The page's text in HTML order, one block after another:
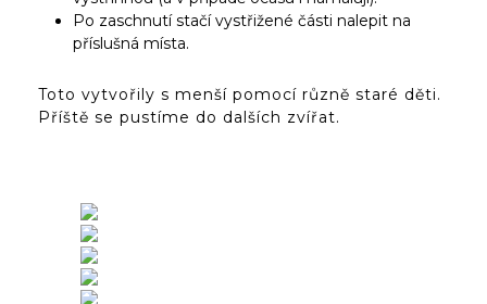
Po zaschnutí stačí vystřižené části nalepit na
příslušná místa.
Toto vytvořily s menší pomocí různě staré děti.
Příště se pustíme do dalších zvířat.